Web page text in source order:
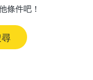
條件吧！